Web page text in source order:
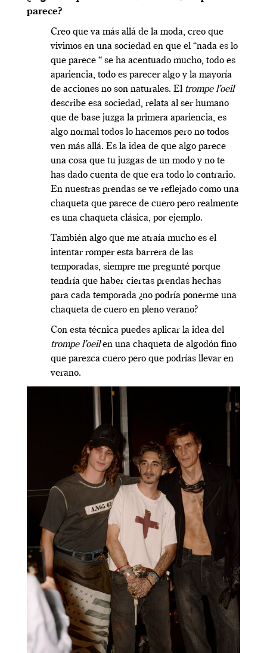
parece?
Creo que va más allá de la moda, creo que
vivimos en una sociedad en que el “nada es lo
que parece “ se ha acentuado mucho, todo es
apariencia, todo es parecer algo y la mayoría
de acciones no son naturales. El trompe l’oeil
describe esa sociedad, relata al ser humano
que de base juzga la primera apariencia, es
algo normal todos lo hacemos pero no todos
ven más allá. Es la idea de que algo parece
una cosa que tu juzgas de un modo y no te
has dado cuenta de que era todo lo contrario.
En nuestras prendas se ve reflejado como una
chaqueta que parece de cuero pero realmente
es una chaqueta clásica, por ejemplo.
También algo que me atraía mucho es el
intentar romper esta barrera de las
temporadas, siempre me pregunté porque
tendría que haber ciertas prendas hechas
para cada temporada ¿no podría ponerme una
chaqueta de cuero en pleno verano?
Con esta técnica puedes aplicar la idea del
trompe l’oeilen una chaqueta de algodón fino
que parezca cuero pero que podrías llevar en
verano.